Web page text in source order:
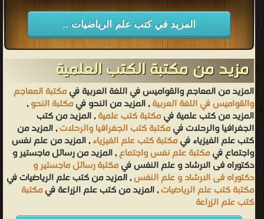
المزيد في كتب علم الرياضيات ..
مزيد من مكتبة الكتب العلمية
المزيد من المعاجم والقواميس في اللغة العربية فيمكتبة المعاجم
والقواميس في اللغة العربية, المزيد من النحو فيمكتبة النحو,
المزيد من كتب علمية فيمكتبة كتب علمية, المزيد من كتب
الجغرافيا والرحلات فيمكتبة كتب الجغرافيا والرحلات, المزيد من
كتب علم الفيزياء فيمكتبة كتب علم الفيزياء, المزيد من علم نفس
واجتماع فيمكتبة علم نفس واجتماع, المزيد من رسائل ماجستير و
دكتوراه فى الارشاد و علم النفس فيمكتبة رسائل ماجستير و
دكتوراه فى الارشاد و علم النفس, المزيد من كتب علم الرياضيات في
مكتبة كتب علم الرياضيات, المزيد من كتب علم الزراعة فيمكتبة
كتب علم الزراعة